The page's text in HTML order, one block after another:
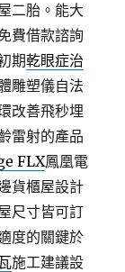
二胎。能大
費借款諮詢
期乾眼症治
雕塑儀自法
改善飛秒埋
雷射的產品
FLX鳳凰電
貨櫃屋設計
尺寸皆可訂
度的關鍵於
施工建議設